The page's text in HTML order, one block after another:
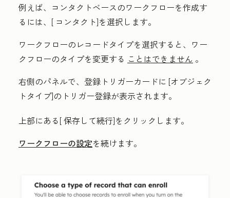
例えば、コンタクトベースのワークフローを作成す
るには、[ コンタクト]を選択します。
ワークフローのレコードタイプを選択すると、ワー
クフローのタイプを変更する ことはできません 。
右側のパネルで、登録トリガーカードに [オブジェク
トタイプ]のトリガー登録が表示されます。
上部にある[保存して続行]をクリックします。
ワークフローの設定を続けます。